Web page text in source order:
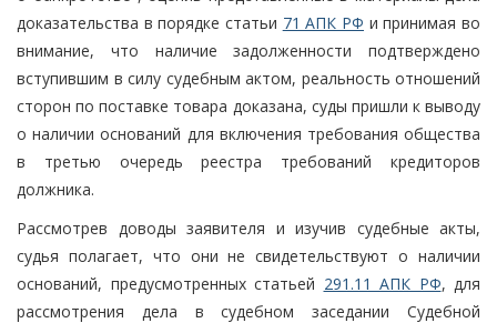
доказательства в порядке статьи 71 АПК РФ и принимая во
внимание, что наличие задолженности подтверждено
вступившим в силу судебным актом, реальность отношений
сторон по поставке товара доказана, суды пришли к выводу
о наличии оснований для включения требования общества
в третью очередь реестра требований кредиторов
должника.
Рассмотрев доводы заявителя и изучив судебные акты,
судья полагает, что они не свидетельствуют о наличии
оснований, предусмотренных статьей 291.11 АПК РФ, для
рассмотрения дела в судебном заседании Судебной